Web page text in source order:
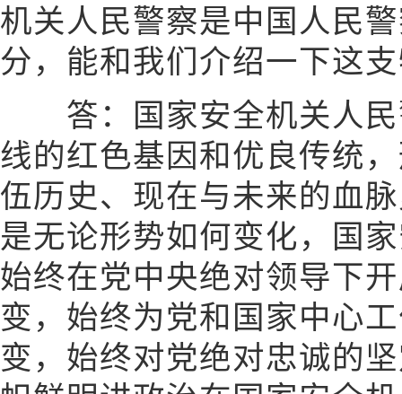
机关人民警察是中国人民
分，能和我们介绍一下这
答：国家安全机关人民
线的红色基因和优良传统
伍历史、现在与未来的血
是无论形势如何变化，国
始终在党中央绝对领导下
变，始终为党和国家中心
变，始终对党绝对忠诚的